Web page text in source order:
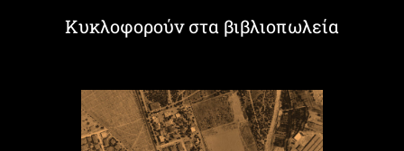
Κυκλοφορούν στα βιβλιοπωλεία